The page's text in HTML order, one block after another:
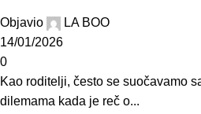
Objavio
LA BOO
14/01/2026
0
Kao roditelji, često se suočavamo
dilemama kada je reč o...